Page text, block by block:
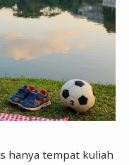
hanya tempat kuliah